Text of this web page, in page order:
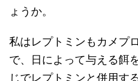
ょうか。
私はレプトミンもカメプ
で、日によって与える餌
じでレプトミンと併用す